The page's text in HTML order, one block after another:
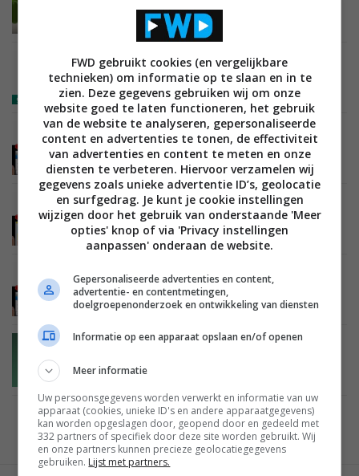
‘Volgende versie Android staat in het teken van
beveiliging gegevens’
MOBILE 11 JANUARI 2014
Review: Kaspersky Internet Security voor
Android
MOBILE 24 MAART 2013
iPad beschermen tegen malware en andere
bedreigingen
MOBILE 24 MAART 2013
Android tablet beschermen tegen malware en
andere bedreigingen
24 MAART 2013
Je tablet beschermen en beveiligen: wat zijn de
gevaren?
31 MEI 2012
applicaties voor kinderen
1 2 3 4
FWD gebruikt cookies (en vergelijkbare
technieken) om informatie op te slaan en in te
zien. Deze gegevens gebruiken wij om onze
website goed te laten functioneren, het gebruik
van de website te analyseren, gepersonaliseerde
content en advertenties te tonen, de effectiviteit
van advertenties en content te meten en onze
diensten te verbeteren. Hiervoor verzamelen wij
gegevens zoals unieke advertentie ID’s, geolocatie
en surfgedrag. Je kunt je cookie instellingen
wijzigen door het gebruik van onderstaande 'Meer
opties' knop of via 'Privacy instellingen
aanpassen' onderaan de website.
Gepersonaliseerde advertenties en content,
advertentie- en contentmetingen,
doelgroepenonderzoek en ontwikkeling van diensten
Informatie op een apparaat opslaan en/of openen
Meer informatie
Uw persoonsgegevens worden verwerkt en informatie van uw
apparaat (cookies, unieke ID's en andere apparaatgegevens)
kan worden opgeslagen door, geopend door en gedeeld met
332 partners of specifiek door deze site worden gebruikt. Wij
en onze partners kunnen precieze geolocatiegegevens
gebruiken. Lijst met partners.